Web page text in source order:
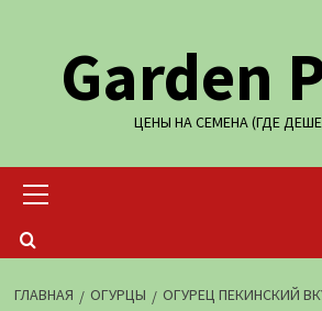
содержимомуGarden
ЦЕНЫ НА СЕМЕНА (ГДЕ
меню
ГЛАВНАЯ ОГУРЦЫ
ОГУРЕЦ ПЕКИНСКИЙ